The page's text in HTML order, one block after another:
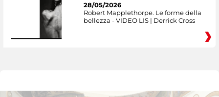
28/05/2026
Robert Mapplethorpe. Le forme della
bellezza - VIDEO LIS | Derrick Cross